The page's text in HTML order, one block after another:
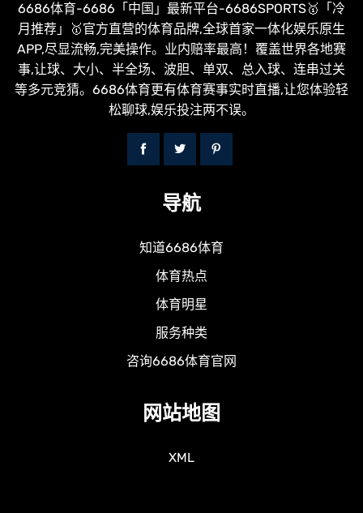
6686体育-6686「中国」最新平台-6686SPORTS🥇「冷
月推荐」🥇官方直营的体育品牌,全球首家一体化娱乐原生
APP,尽显流畅,完美操作。业内赔率最高！覆盖世界各地赛
事,让球、大小、半全场、波胆、单双、总入球、连串过关
等多元竞猜。6686体育更有体育赛事实时直播,让您体验轻
松聊球,娱乐投注两不误。
导航
知道6686体育
体育热点
体育明星
服务种类
咨询6686体育官网
网站地图
XML